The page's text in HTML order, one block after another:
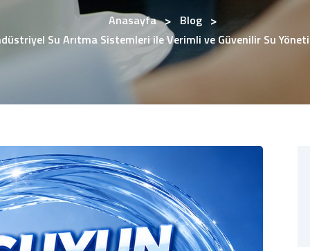
Anasayfa
Blog
Su Arıtma Sistemleri ile Verimli ve Güvenilir Su